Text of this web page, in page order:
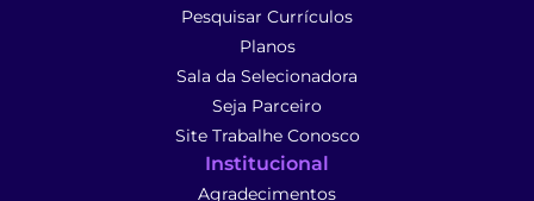
Pesquisar Currículos
Planos
Sala da Selecionadora
Seja Parceiro
Site Trabalhe Conosco
Institucional
Agradecimentos